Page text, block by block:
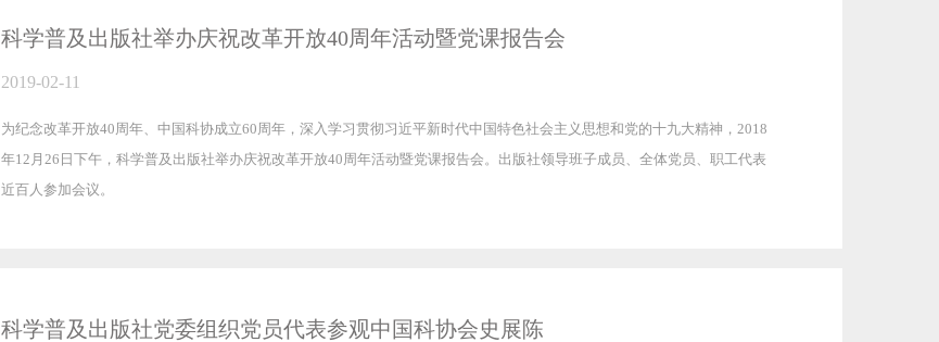
科学普及出版社举办庆祝改革开放40周年活动暨党课报告会
2019-02-11
为纪念改革开放40周年、中国科协成立60周年，深入学习贯彻习近平新时代中国特色社会主义思想和党的十九大精神，2018
年12月26日下午，科学普及出版社举办庆祝改革开放40周年活动暨党课报告会。出版社领导班子成员、全体党员、职工代表
近百人参加会议。
科学普及出版社党委组织党员代表参观中国科协会史展陈